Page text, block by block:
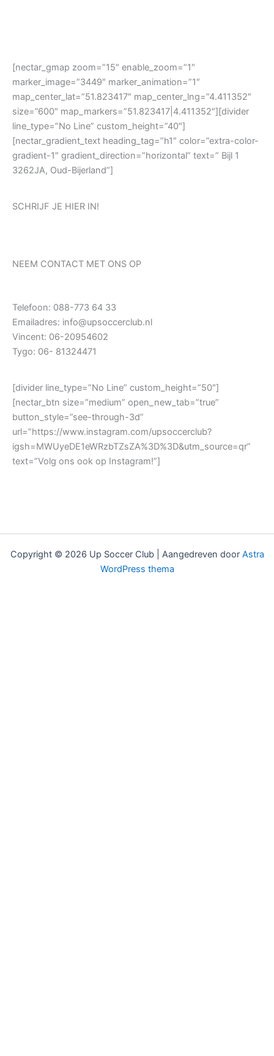
[nectar_gmap zoom=”15″ enable_zoom=”1″
marker_image=”3449″ marker_animation=”1″
map_center_lat=”51.823417″ map_center_lng=”4.411352″
size=”600″ map_markers=”51.823417|4.411352″][divider
line_type=”No Line” custom_height=”40″]
[nectar_gradient_text heading_tag=”h1″ color=”extra-color-
gradient-1″ gradient_direction=”horizontal” text=” Bijl 1
3262JA, Oud-Bijerland”]
SCHRIJF JE HIER IN!
NEEM CONTACT MET ONS OP
Telefoon: 088-773 64 33
Emailadres: info@upsoccerclub.nl
Vincent: 06-20954602
Tygo: 06- 81324471
[divider line_type=”No Line” custom_height=”50″]
[nectar_btn size=”medium” open_new_tab=”true”
button_style=”see-through-3d”
url=”https://www.instagram.com/upsoccerclub?
igsh=MWUyeDE1eWRzbTZsZA%3D%3D&utm_source=qr”
text=”Volg ons ook op Instagram!”]
Copyright © 2026 Up Soccer Club | Aangedreven door Astra
WordPress thema